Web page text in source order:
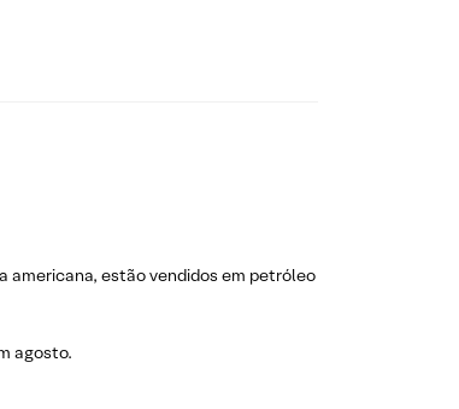
americana, estão vendidos em petróleo
agosto.